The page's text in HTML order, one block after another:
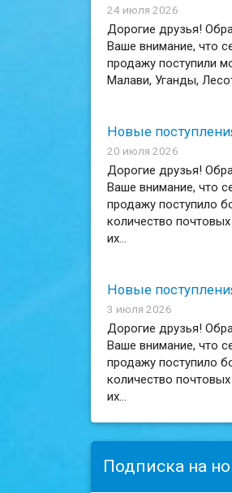
24 июля 2026
Дорогие друзья!
Ваше внимание, что
продажу поступили
Малави, Уганды,
Новые
20 июля 2026
Дорогие друзья!
Ваше внимание, что
продажу поступило
количество
их...
Новые
3 июля 2026
Дорогие друзья!
Ваше внимание, что
продажу поступило
количество
их...
Подписка на